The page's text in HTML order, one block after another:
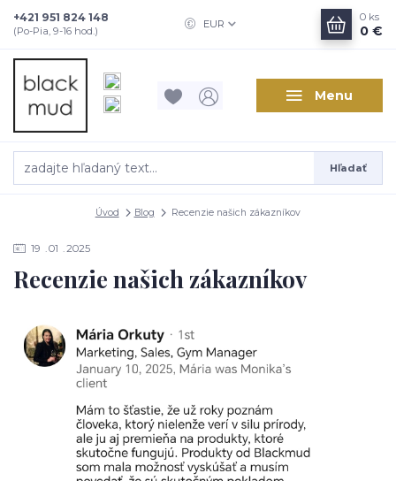
Menu
EUR
Hľadať
+421 951 824 148
(Po-Pia, 9-16 hod.)
0 ks
0 €
Úvod Blog Recenzie našich zákazníkov
19 01 2025
Recenzie našich zákazníkov